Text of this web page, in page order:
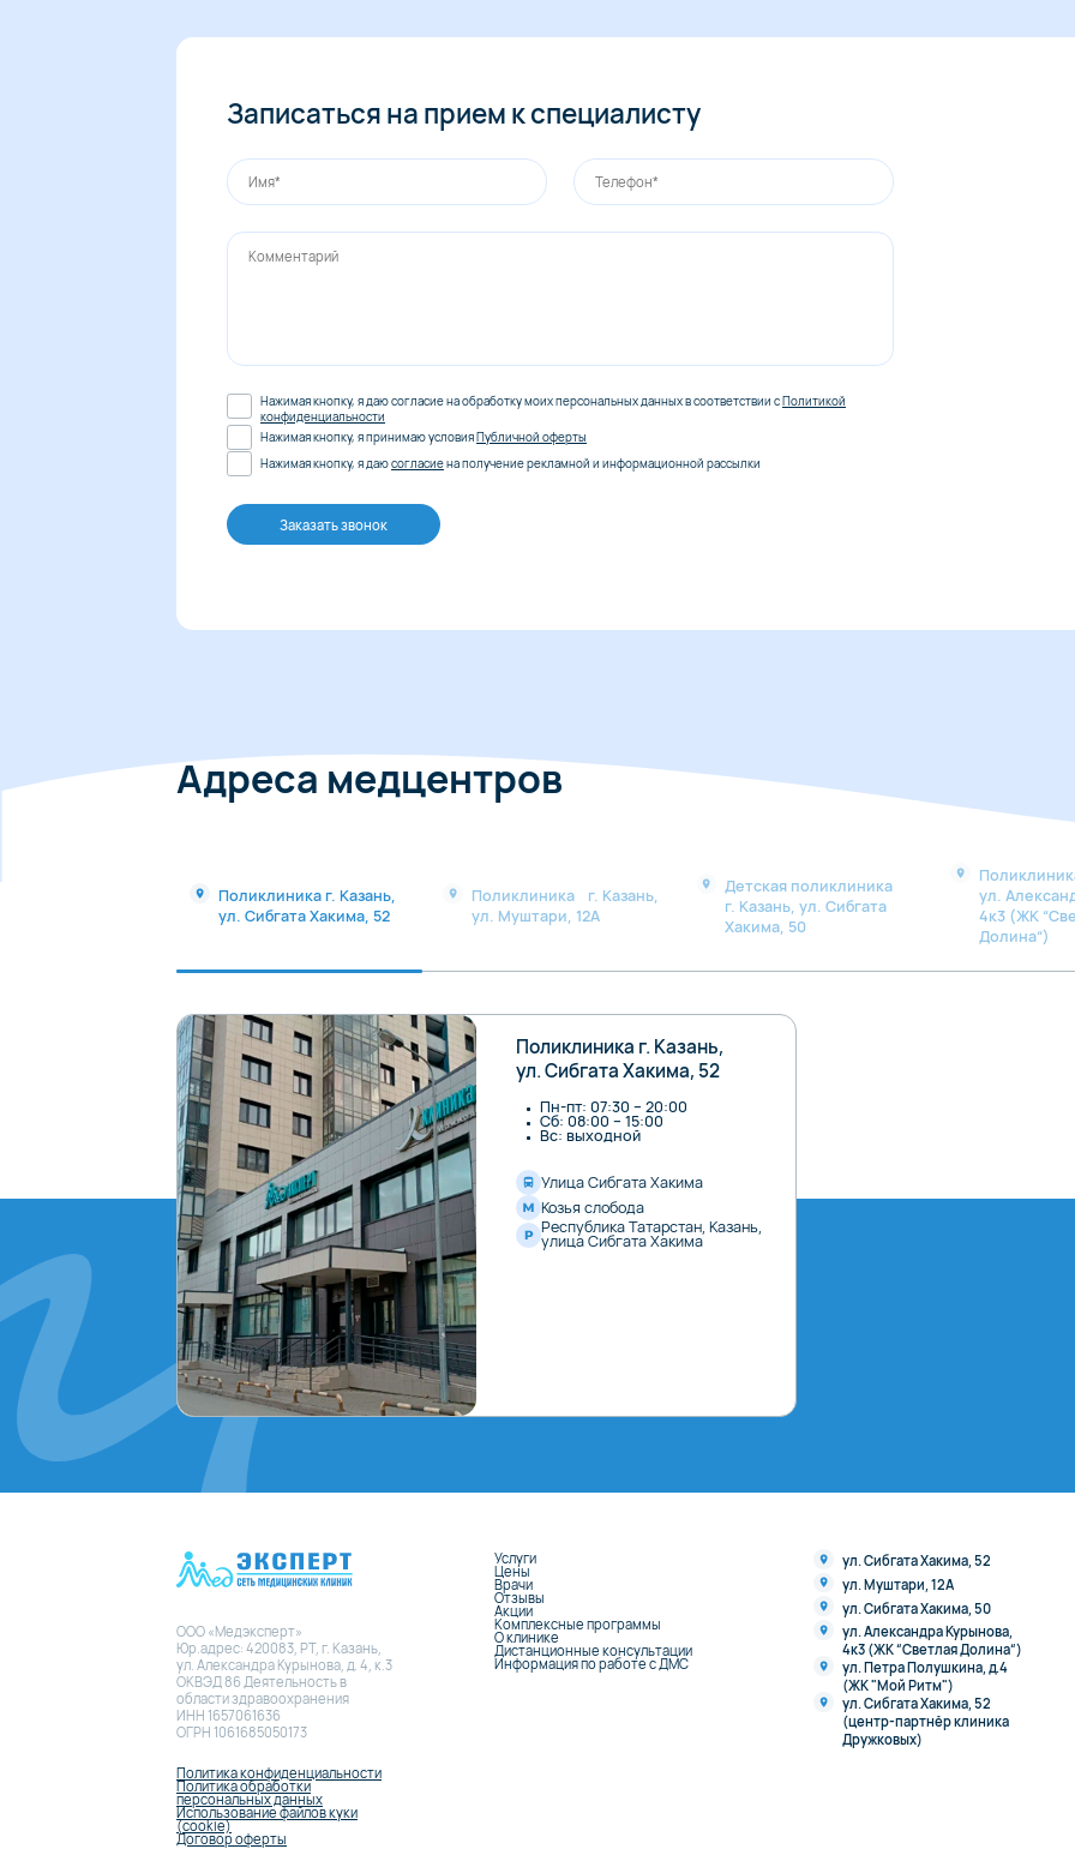
Записаться на прием к специалисту
Нажимая кнопку, я даю согласие на обработку моих персональных данных в соответствии сПолитикой
конфиденциальности
Нажимая кнопку, я принимаю условияПубличной оферты
Нажимая кнопку, я даюсогласиена получение рекламной и информационной рассылки
Заказать звонок
Адреса медцентров
Поликлиника г. Казань,
ул. Сибгата Хакима, 52
Поликлиника г. Казань,
ул. Муштари, 12А
Детская поликлиника
г. Казань, ул. Сибгата
Хакима, 50
ул.
4к3 (ЖК
Долина“)
Поликлиника г. Казань,
ул. Сибгата Хакима, 52
Пн-пт: 07:30 – 20:00
Сб: 08:00 – 15:00
Вс: выходной
Улица Сибгата Хакима
Козья слобода
Республика Татарстан, Казань,
улица Сибгата Хакима
ООО «Медэксперт»
Юр.адрес: 420083, РТ, г. Казань,
ул. Александра Курынова, д. 4, к.3
ОКВЭД 86 Деятельность в
области здравоохранения
ИНН 1657061636
ОГРН 1061685050173
Политика конфиденциальности
Политика обработки
персональных данных
Использование файлов куки
(cookie)
Договор оферты
Услуги
Цены
Врачи
Отзывы
Акции
Комплексные программы
О клинике
Дистанционные консультации
Информация по работе с ДМС
ул. Сибгата Хакима, 52
ул. Муштари, 12А
ул. Сибгата Хакима, 50
ул. Александра Курынова,
4к3 (ЖК “Светлая Долина“)
ул. Петра Полушкина, д.4
(ЖК "Мой Ритм")
ул. Сибгата Хакима, 52
(центр-партнёр клиника
Дружковых)